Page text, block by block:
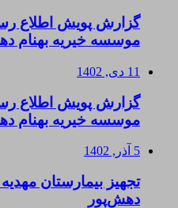
گزارش پویش اطلاع
موسسه خیریه بهنام
11 دی, 1402
گزارش پویش اطلاع
موسسه خیریه بهنام
5 آذر, 1402
تجهیز بیمارستان
دهش‌پور